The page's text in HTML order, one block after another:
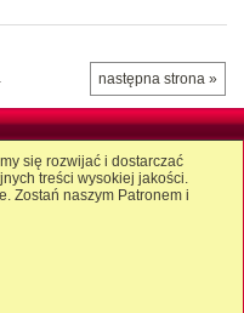
następna strona »
się rozwijać i dostarczać
treści wysokiej jakości.
Zostań naszym Patronem i